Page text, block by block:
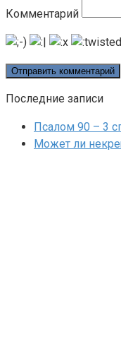
Комментарий
Последние записи
Псалом 90 – 3
Может ли